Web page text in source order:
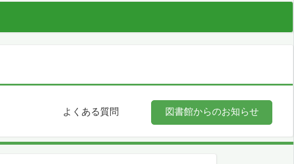
よくある質問 図書館からのお知らせ